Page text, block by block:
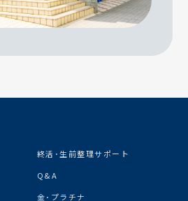
終活･生前整理サポート
Q&A
金･プラチナ